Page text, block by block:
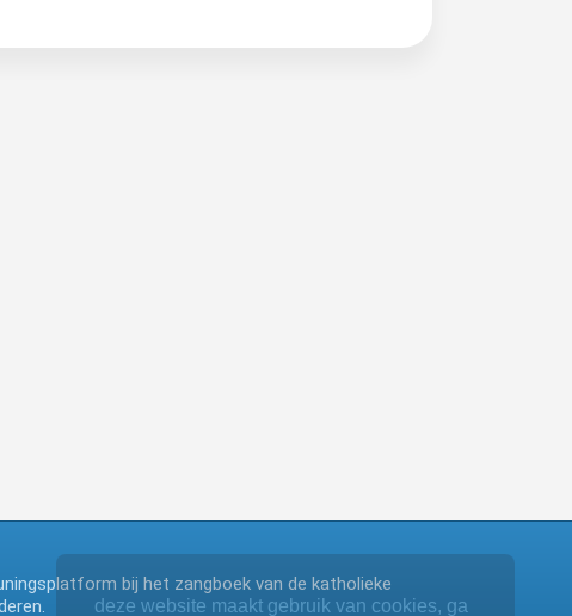
bij het zangboek van de katholieke
deze website maakt gebruik van cookies, ga